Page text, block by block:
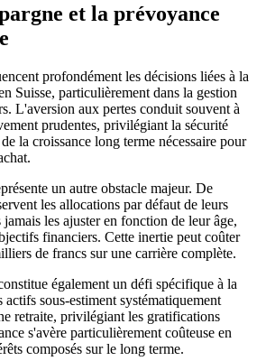
et la prévoyance
profondément les décisions liées à la
Suisse, particulièrement dans la gestion
L'aversion aux pertes conduit souvent à
prudentes, privilégiant la sécurité
la croissance long terme nécessaire pour
un autre obstacle majeur. De
les allocations par défaut de leurs
jamais les ajuster en fonction de leur âge,
financiers. Cette inertie peut coûter
de francs sur une carrière complète.
également un défi spécifique à la
sous-estiment systématiquement
retraite, privilégiant les gratifications
s'avère particulièrement coûteuse en
composés sur le long terme.